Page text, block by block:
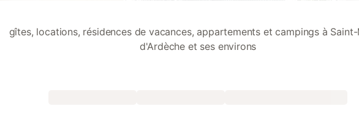
gîtes, locations, résidences de vacances, appartements et campings à
d'Ardèche et ses environs